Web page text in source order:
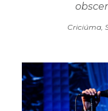
Criciúma,